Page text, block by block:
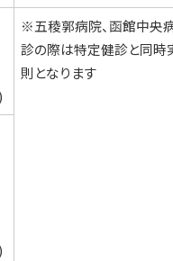
※五稜郭病院、函館中央
診の際は特定健診と同時
則となります